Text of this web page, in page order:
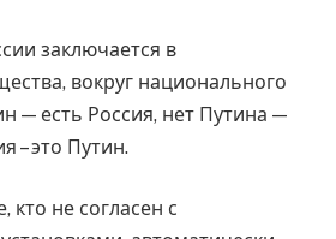
заключается в
вокруг национального
— есть Россия, нет Путина —
– это Путин.
кто не согласен с